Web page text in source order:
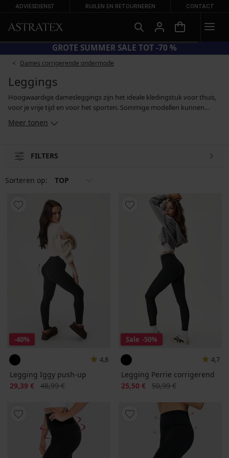
ADVIESDIENST RUILEN EN RETOURNEREN CONTACT
GROTE SUMMER SALE TOT -70 %
Dames corrigerende ondermode
Leggings
Hoogwaardige damesleggings zijn het ideale kledingstuk voor thuis,
voor je vrije tijd en voor het sporten. Sommige modellen kunnen
casual outfit bij het doen van je dagelijkse boodschappen. Naast
upeffect, die dankzij een speciale snit je billen accentueren en liften. Je
Meer tonen
FILTERS
Sorteren op: TOP
-40%
4,8
Legging Iggy push-up
Korting
29,39 € Oorspronkelijke prijs
48,99 €
Sale -50%
4,7
Legging Perrie corrigerend
Korting
25,50 € Oorspronkelijke prijs
50,99 €